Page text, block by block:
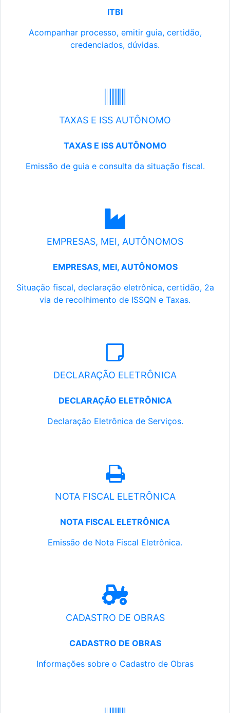
ITBI
Acompanhar processo, emitir guia, certidão,
credenciados, dúvidas.
TAXAS E ISS AUTÔNOMO
TAXAS E ISS AUTÔNOMO
Emissão de guia e consulta da situação fiscal.
EMPRESAS, MEI, AUTÔNOMOS
EMPRESAS, MEI, AUTÔNOMOS
Situação fiscal, declaração eletrônica, certidão, 2a
via de recolhimento de ISSQN e Taxas.
DECLARAÇÃO ELETRÔNICA
DECLARAÇÃO ELETRÔNICA
Declaração Eletrônica de Serviços.
NOTA FISCAL ELETRÔNICA
NOTA FISCAL ELETRÔNICA
Emissão de Nota Fiscal Eletrônica.
CADASTRO DE OBRAS
CADASTRO DE OBRAS
Informações sobre o Cadastro de Obras